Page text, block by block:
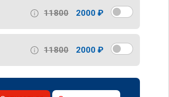
11800 2000 ₽
11800 2000 ₽